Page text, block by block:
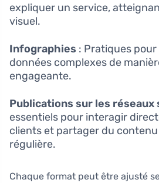
expliquer un service,
visuel.
Infographies : Pratiques
données complexes de
engageante.
Publications sur les réseaux
essentiels pour interagir
clients et partager du
régulière.
Chaque format peut être ajusté